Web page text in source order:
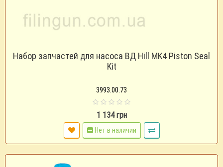
Набор запчастей для насоса ВД Hill MK4 Piston Seal
Kit
3993.00.73
1 134 грн
Нет в наличии